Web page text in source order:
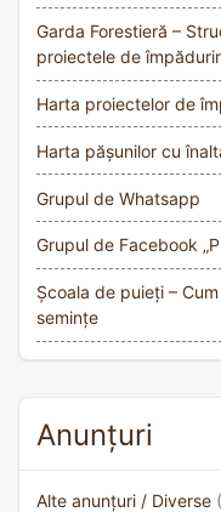
Garda Forestieră –
proiectele de
Harta proiectelor de
Harta pășunilor cu
Grupul de Whatsapp
Grupul de Facebook
Școala de puieți –
semințe
Anunțuri
Alte anunțuri / Diverse